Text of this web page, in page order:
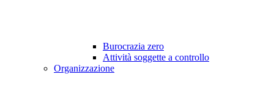
Burocrazia zero
Attività soggette a controllo
Organizzazione